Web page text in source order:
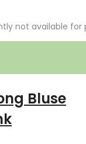
not available for
Bluse